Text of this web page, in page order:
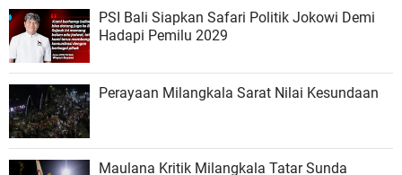
PSI Bali Siapkan Safari Politik Jokowi Demi
Hadapi Pemilu 2029
Perayaan Milangkala Sarat Nilai Kesundaan
Maulana Kritik Milangkala Tatar Sunda